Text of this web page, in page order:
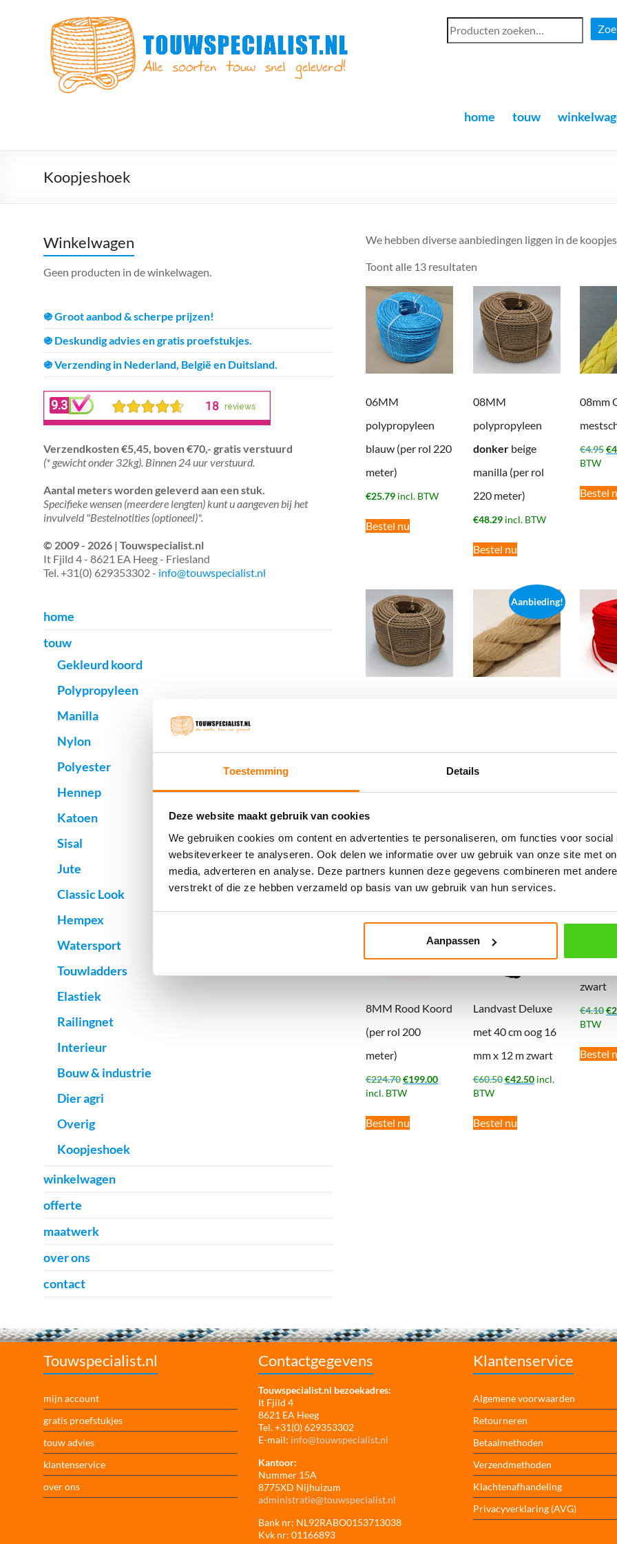
Toestemming Details
Deze website maakt gebruik van cookies
We gebruiken cookies om content en advertenties te personaliseren, om functies voor social
websiteverkeer te analyseren. Ook delen we informatie over uw gebruik van onze site met
media, adverteren en analyse. Deze partners kunnen deze gegevens combineren met
verstrekt of die ze hebben verzameld op basis van uw gebruik van hun services.
Aanpassen
Touwspecialist.nl
Touwspecialist.nl,
het
adres
en
goed
home touw
Koopjeshoek
We hebben diverse aanbiedingen liggen in de
Toont alle 13 resultaten
06MM
polypropyleen
blauw (per rol 220
meter)
€25.79 incl. BTW
Bestel nu
08MM
polypropyleen
donkerbeige
manilla (per rol
220 meter)
€48.29 incl. BTW
Bestel nu
08mm
€4.95€
BTW
Bestel
donkerbeige
€
Bestel nu
Aanbieding!
(per meter)
€17.15
BTW
meter)
8MM Rood Koord
(per rol 200
meter)
€224.70Oorspronkelijke
prijs
€224.70.
€199.00Huidige
€199.00.
incl. BTW
Bestel nu
Landvast Deluxe
met 40 cm oog 16
mm x 12 m zwart
€60.50Oorspronkelijke
€60.50.
€42.50Huidige
incl.
BTW
Bestel nu
Orion
zwart
€4.10€
BTW
Bestel
Winkelwagen
Geen producten in de winkelwagen.
֍ Groot aanbod & scherpe prijzen!
֍ Deskundig advies en gratis proefstukjes.
֍ Verzending in Nederland, België en Duitsland.
Verzendkosten €5,45, boven €70,- gratis verstuurd
(* gewicht onder 32kg). Binnen 24 uur verstuurd.
Aantal meters worden geleverd aan een stuk.
Specifieke wensen (meerdere lengten) kunt u aangeven bij het
invulveld "Bestelnotities (optioneel)".
© 2009 - 2026 | Touwspecialist.nl
It Fjild 4 - 8621 EA Heeg - Friesland
Tel. +31(0) 629353302 - info@touwspecialist.nl
home
touw
Gekleurd koord
Polypropyleen
Manilla
Nylon
Polyester
Hennep
Katoen
Sisal
Jute
Classic Look
Hempex
Watersport
Touwladders
Elastiek
Railingnet
Interieur
Bouw & industrie
Dier agri
Overig
Koopjeshoek
winkelwagen
offerte
maatwerk
over ons
contact
Touwspecialist.nl
mijn account
gratis proefstukjes
touw advies
klantenservice
over ons
Contactgegevens
Touwspecialist.nl bezoekadres:
It Fjild 4
8621 EA Heeg
Tel. +31(0) 629353302
E-mail: info@touwspecialist.nl
Kantoor:
Nummer 15A
8775XD Nijhuizum
administratie@touwspecialist.nl
Bank nr: NL92RABO0153713038
Kvk nr: 01166893
Klantenservice
Algemene voorwaarden
Retourneren
Betaalmethoden
Verzendmethoden
Klachtenafhandeling
Privacyverklaring (AVG)